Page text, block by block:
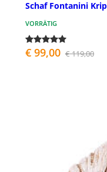
Schaf Fontanini
VORRÄTIG
€ 99,00 € 119,00